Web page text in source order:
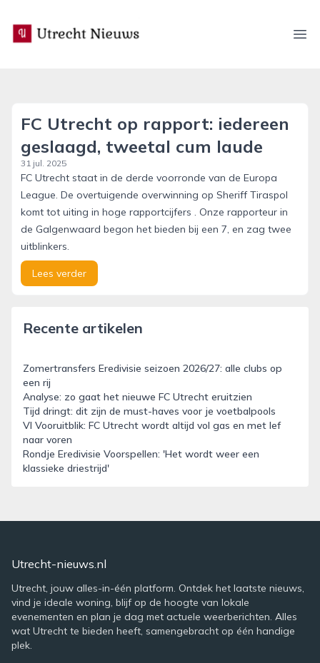
utrecht-nieuws.nl
FC Utrecht op rapport: iedereen
geslaagd, tweetal cum laude
31 jul. 2025
FC Utrecht staat in de derde voorronde van de Europa
League. De overtuigende overwinning op Sheriff Tiraspol
komt tot uiting in hoge rapportcijfers . Onze rapporteur in
de Galgenwaard begon het bieden bij een 7, en zag twee
uitblinkers.
Lees verder
Recente artikelen
Zomertransfers Eredivisie seizoen 2026/27: alle clubs op
een rij
Analyse: zo gaat het nieuwe FC Utrecht eruitzien
Tijd dringt: dit zijn de must-haves voor je voetbalpools
VI Vooruitblik: FC Utrecht wordt altijd vol gas en met lef
naar voren
Rondje Eredivisie Voorspellen: 'Het wordt weer een
klassieke driestrijd'
Utrecht-nieuws.nl
Utrecht, jouw alles-in-één platform. Ontdek het laatste nieuws,
vind je ideale woning, blijf op de hoogte van lokale
evenementen en plan je dag met actuele weerberichten. Alles
wat Utrecht te bieden heeft, samengebracht op één handige
plek.